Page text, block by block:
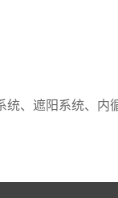
遮阳系统、内